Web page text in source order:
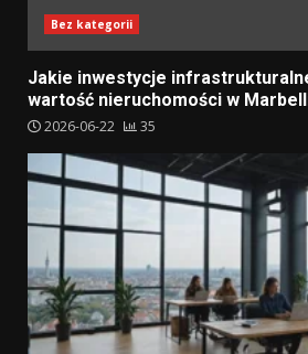
Bez kategorii
Jakie inwestycje
wartość nieruchomości w
2026-06-22 35